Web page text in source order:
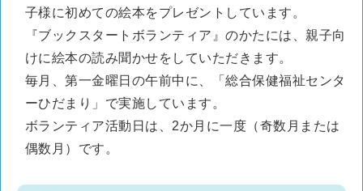
子様に初めての絵本をプレゼントしています。
『ブックスタートボランティア』のかたには、親子向
けに絵本の読み聞かせをしていただきます。
毎月、第一金曜日の午前中に、「総合保健福祉センタ
ーひだまり」で実施しています。
ボランティア活動日は、2か月に一度（奇数月または
偶数月）です。